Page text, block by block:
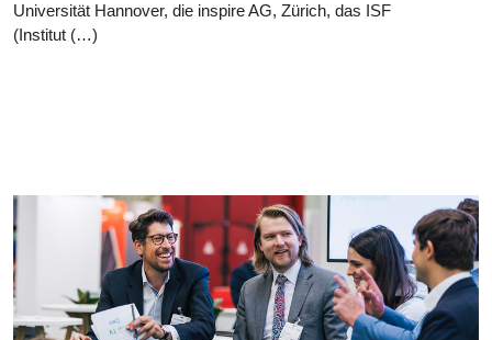
Universität Hannover, die inspire AG, Zürich, das ISF
(Institut (…)